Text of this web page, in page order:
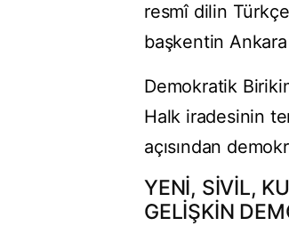
resmî dilin
başkentin
Demokratik
Halk iradesinin
açısından
YENİ, SİVİL,
GELİŞKİN